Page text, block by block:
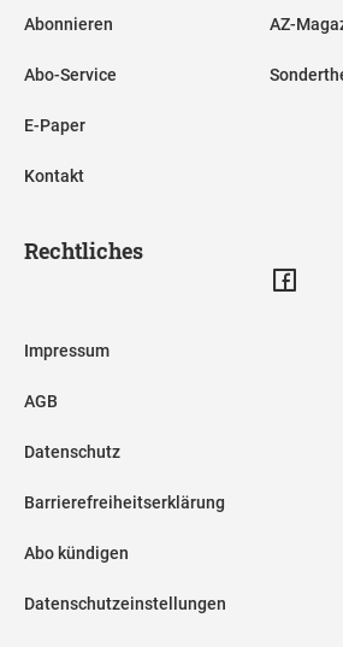
Abonnieren
Abo-Service
E-Paper
Kontakt
AZ-
Rechtliches
Impressum
AGB
Datenschutz
Barrierefreiheitserklärung
Abo kündigen
Datenschutzeinstellungen